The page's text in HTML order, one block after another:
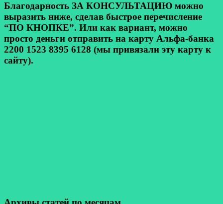
Благодарность ЗА КОНСУЛЬТАЦИЮ можно
выразить ниже, сделав быстрое перечисление
“ПО КНОПКЕ”. Или как вариант, можно
просто деньги отправить на карту Альфа-банка
2200 1523 8395 6128 (мы привязали эту карту к
сайту).